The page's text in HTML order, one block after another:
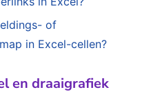
of
in Excel-cellen?
en draaigrafiek